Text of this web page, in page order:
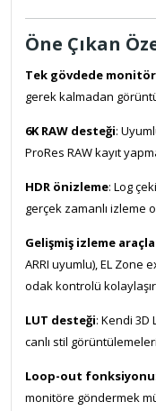
Öne Çıkan
Tek gövdede monitör
gerek kalmadan
6K RAW desteği:
ProRes RAW kayıt
HDR önizleme: Log
gerçek zamanlı izleme
Gelişmiş izleme
ARRI uyumlu), EL
odak kontrolü
LUT desteği: Kendi 3D
canlı stil
Loop-out fonksiyonu
monitöre göndermek